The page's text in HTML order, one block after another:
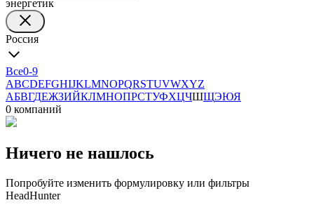
энергетик
Россия
Все0-9
ABCDEFGHIJKLMNOPQRSTUVWXYZ
АБВГДЕЖЗИЙКЛМНОПРСТУФХЦЧШЩЭЮЯ
0 компаний
Ничего не нашлось
Попробуйте изменить формулировку или фильтры
HeadHunter